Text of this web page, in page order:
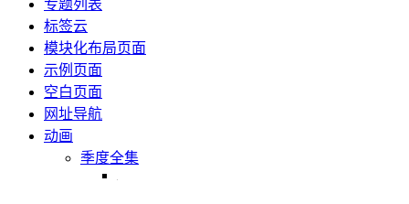
专题列表
标签云
模块化布局页面
示例页面
空白页面
网址导航
动画
季度全集